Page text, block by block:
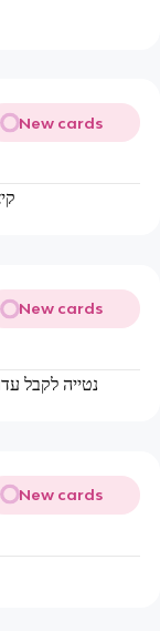
New cards
New cards
נטייה לקבל
New cards